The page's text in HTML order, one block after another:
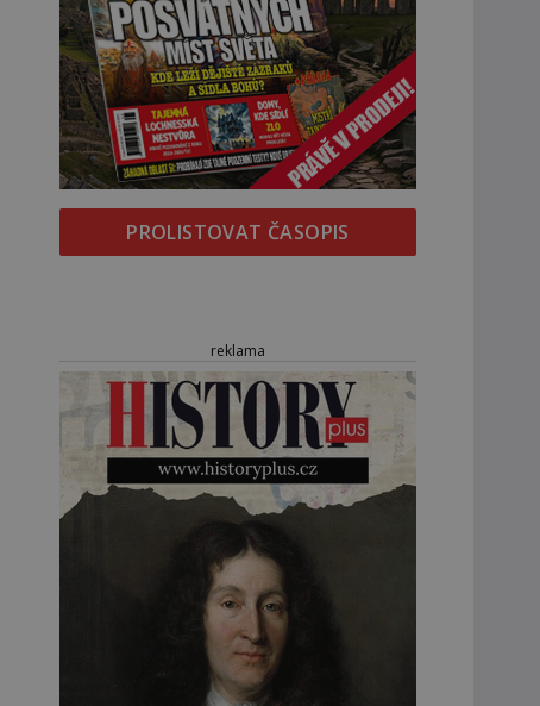
PROLISTOVAT ČASOPIS
reklama